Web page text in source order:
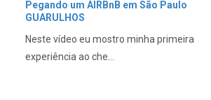
GUARULHOS